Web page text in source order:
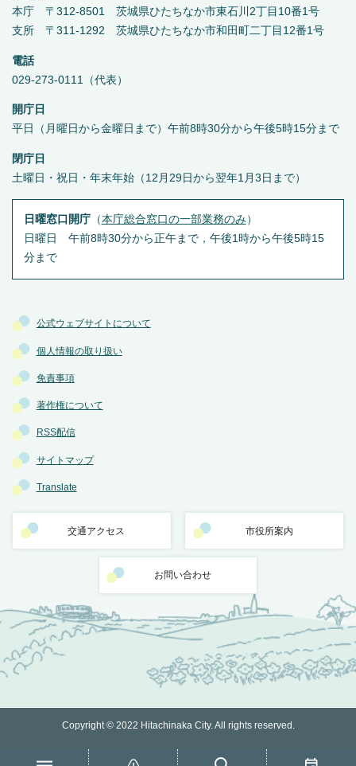
公式ウェブサイトについて
個人情報の取り扱い
免責事項
著作権について
RSS配信
サイトマップ
Translate
交通アクセス 市役所案内
お問い合わせ
本庁 〒312-8501 茨城県ひたちなか市東石川2丁目10番1号
支所 〒311-1292 茨城県ひたちなか市和田町二丁目12番1号
電話
029-273-0111（代表）
開庁日
平日（月曜日から金曜日まで）午前8時30分から午後5時15分まで
閉庁日
土曜日・祝日・年末年始（12月29日から翌年1月3日まで）
日曜窓口開庁（本庁総合窓口の一部業務のみ ）
日曜日 午前8時30分から正午まで，午後1時から午後5時15
分まで
Copyright © 2022 Hitachinaka City. All rights reserved.